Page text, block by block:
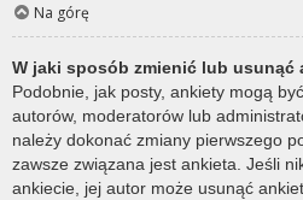
Na górę
W jaki sposób zmienić lub usunąć
Podobnie, jak posty, ankiety mogą
autorów, moderatorów lub
należy dokonać zmiany pierwszego
zawsze związana jest ankieta. Jeśli
ankiecie, jej autor może usunąć